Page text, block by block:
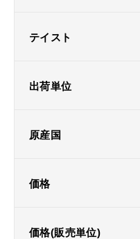
テイスト
出荷単位
原産国
価格
価格(販売単位)